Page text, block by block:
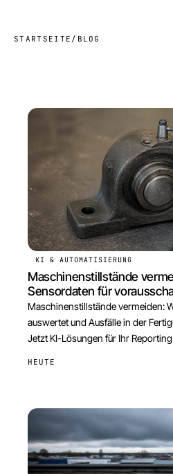
STARTSEITE / BLOG
KI & AUTOMATISIERUNG
Maschinenstillstände
Sensordaten für
Maschinenstillstände vermeiden:
auswertet und Ausfälle in der
Jetzt KI-Lösungen für Ihr
HEUTE